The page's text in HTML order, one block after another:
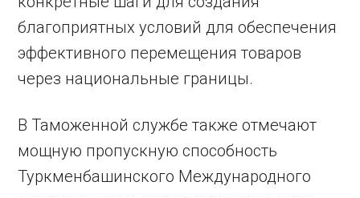
благоприятных условий для обеспечения
эффективного перемещения товаров
через национальные границы.
В Таможенной службе также отмечают
мощную пропускную способность
Туркменбашинского Международного